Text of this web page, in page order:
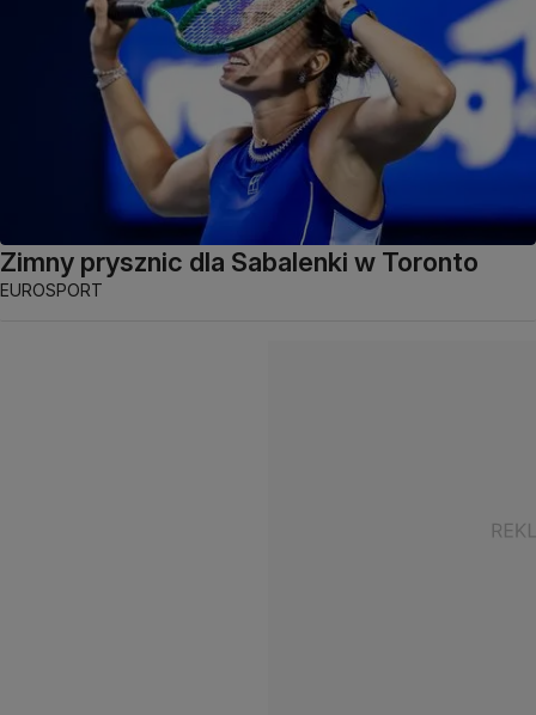
Zimny prysznic dla Sabalenki w Toronto
EUROSPORT